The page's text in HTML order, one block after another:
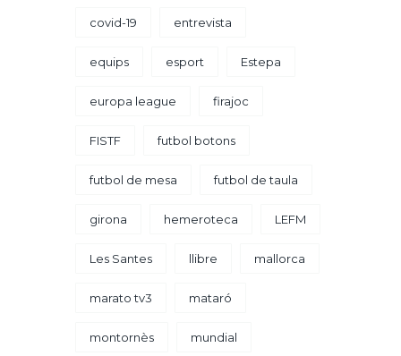
covid-19 entrevista
equips esport Estepa
europa league firajoc
FISTF futbol botons
futbol de mesa futbol de taula
girona hemeroteca LEFM
Les Santes llibre mallorca
marato tv3 mataró
montornès mundial